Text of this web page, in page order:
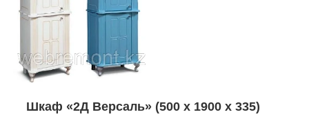
Шкаф «2Д Версаль» (500 х 1900 х 335)